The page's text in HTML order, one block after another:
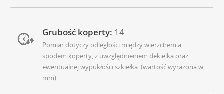
Grubość koperty: 14
Pomiar dotyczy odległości między wierzchem a
spodem koperty, z uwzględnieniem dekielka oraz
ewentualnej wypukłości szkiełka. (wartość wyrażona w
mm)